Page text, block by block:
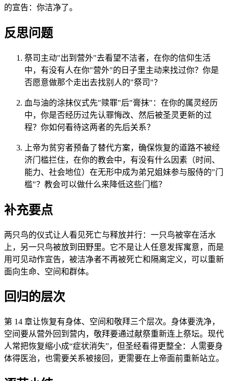
的宣告：你洁净了。
反思问题
祭司主动"出到营外"去看望不洁者，在你的信仰生活
中，有没有人在你"营外"的日子里主动来找过你？你是
否愿意做那个走出去找别人的"祭司"？
血与油的涂抹仪式先"赎罪"后"膏抹"：在你的属灵经历
中，你是否经历过先认罪悔改、然后被圣灵更新的过
程？你如何看待这两者的先后关系？
上帝为贫穷者预备了替代方案，确保恢复的道路不被经
济门槛拦住，在你的教会中，有没有什么因素（时间、
能力、社会地位）在无形中成为弟兄姐妹参与服侍的"门
槛"？教会可以做什么来降低这些门槛？
补充要点
两只鸟的仪式让人看见死亡与释放并行：一只鸟被宰在活水
上，另一只鸟被放到田野里。它不是让人任意发挥寓意，而是
用可见动作宣告，被洁净者不再被死亡和隔离定义，可以重新
面向生命、空间和群体。
回归的层次
第 14 章让恢复有身体、空间和敬拜三个层次。身体要洗净，
空间要从营外回到营内，敬拜要通过献祭重新连上祭坛。现代
人常把恢复缩小成“症状消失”，但圣经看得更整全：人需要身
体得医治，也需要关系被接回，更需要在上帝面前重新站立。